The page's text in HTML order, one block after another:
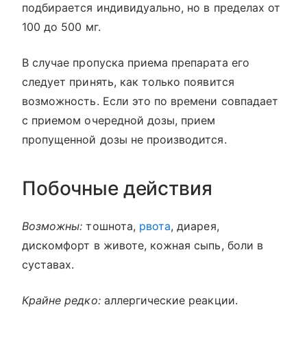
подбирается индивидуально, но в пределах от
100 до 500 мг.
В случае пропуска приема препарата его
следует принять, как только появится
возможность. Если это по времени совпадает
с приемом очередной дозы, прием
пропущенной дозы не производится.
Побочные действия
Возможны: тошнота, рвота, диарея,
дискомфорт в животе, кожная сыпь, боли в
суставах.
Крайне редко:аллергические реакции.